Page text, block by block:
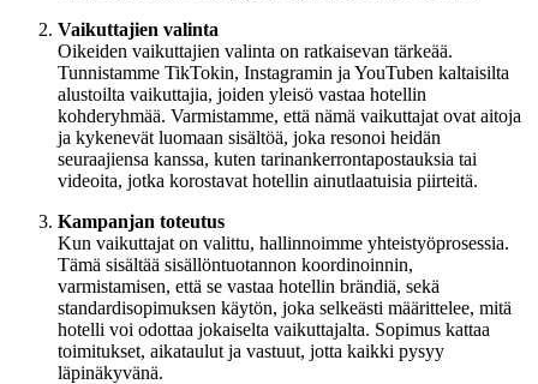
Vaikuttajien valinta
Oikeiden vaikuttajien valinta on ratkaisevan tärkeää.
Tunnistamme TikTokin, Instagramin ja YouTuben kaltaisilta
alustoilta vaikuttajia, joiden yleisö vastaa hotellin
kohderyhmää. Varmistamme, että nämä vaikuttajat ovat aitoja
ja kykenevät luomaan sisältöä, joka resonoi heidän
seuraajiensa kanssa, kuten tarinankerrontapostauksia tai
videoita, jotka korostavat hotellin ainutlaatuisia piirteitä.
Kampanjan toteutus
Kun vaikuttajat on valittu, hallinnoimme yhteistyöprosessia.
Tämä sisältää sisällöntuotannon koordinoinnin,
varmistamisen, että se vastaa hotellin brändiä, sekä
standardisopimuksen käytön, joka selkeästi määrittelee, mitä
hotelli voi odottaa jokaiselta vaikuttajalta. Sopimus kattaa
toimitukset, aikataulut ja vastuut, jotta kaikki pysyy
läpinäkyvänä.